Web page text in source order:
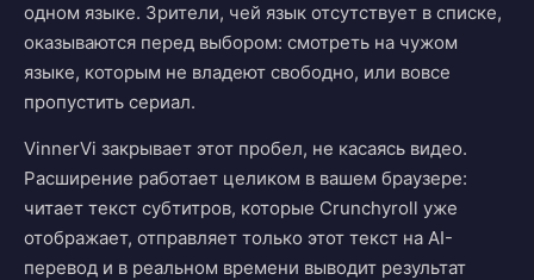
одном языке. Зрители, чей язык отсутствует в списке,
оказываются перед выбором: смотреть на чужом
языке, которым не владеют свободно, или вовсе
пропустить сериал.
VinnerVi закрывает этот пробел, не касаясь видео.
Расширение работает целиком в вашем браузере:
читает текст субтитров, которые Crunchyroll уже
отображает, отправляет только этот текст на AI-
перевод и в реальном времени выводит результат